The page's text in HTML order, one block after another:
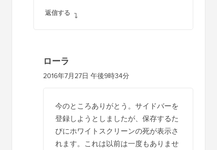
返信する
ローラ
2016年7月27日 午後9時34分
今のところありがとう。サイドバーを
登録しようとしましたが、保存するた
びにホワイトスクリーンの死が表示さ
れます。これは以前は一度もありませ